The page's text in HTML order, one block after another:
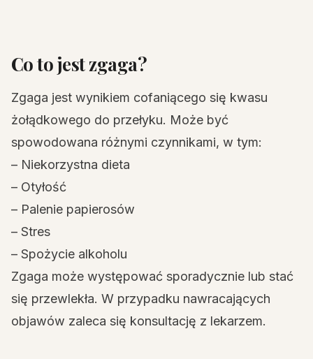
Co to jest zgaga?
Zgaga jest wynikiem cofaniącego się kwasu
żołądkowego do przełyku. Może być
spowodowana różnymi czynnikami, w tym:
– Niekorzystna dieta
– Otyłość
– Palenie papierosów
– Stres
– Spożycie alkoholu
Zgaga może występować sporadycznie lub stać
się przewlekła. W przypadku nawracających
objawów zaleca się konsultację z lekarzem.